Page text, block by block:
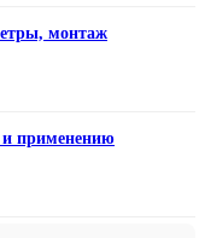
монтаж
и применению